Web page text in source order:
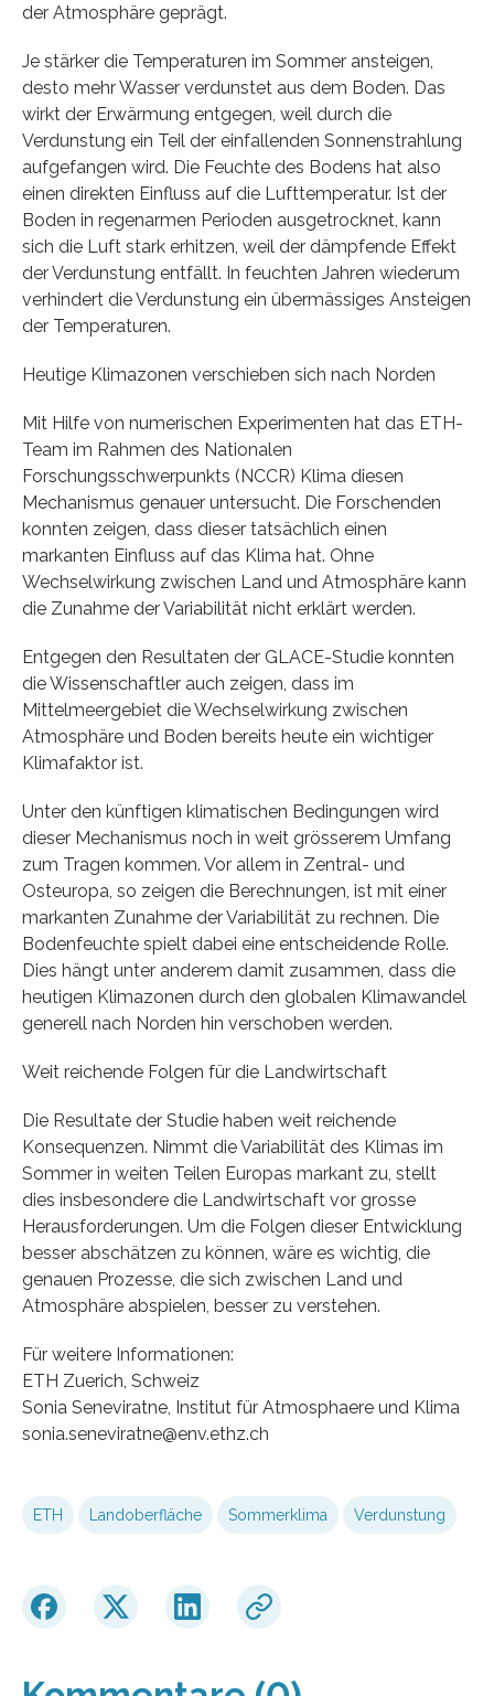
der Atmosphäre geprägt.
Je stärker die Temperaturen im Sommer ansteigen,
desto mehr Wasser verdunstet aus dem Boden. Das
wirkt der Erwärmung entgegen, weil durch die
Verdunstung ein Teil der einfallenden Sonnenstrahlung
aufgefangen wird. Die Feuchte des Bodens hat also
einen direkten Einfluss auf die Lufttemperatur. Ist der
Boden in regenarmen Perioden ausgetrocknet, kann
sich die Luft stark erhitzen, weil der dämpfende Effekt
der Verdunstung entfällt. In feuchten Jahren wiederum
verhindert die Verdunstung ein übermässiges Ansteigen
der Temperaturen.
Heutige Klimazonen verschieben sich nach Norden
Mit Hilfe von numerischen Experimenten hat das ETH-
Team im Rahmen des Nationalen
Forschungsschwerpunkts (NCCR) Klima diesen
Mechanismus genauer untersucht. Die Forschenden
konnten zeigen, dass dieser tatsächlich einen
markanten Einfluss auf das Klima hat. Ohne
Wechselwirkung zwischen Land und Atmosphäre kann
die Zunahme der Variabilität nicht erklärt werden.
Entgegen den Resultaten der GLACE-Studie konnten
die Wissenschaftler auch zeigen, dass im
Mittelmeergebiet die Wechselwirkung zwischen
Atmosphäre und Boden bereits heute ein wichtiger
Klimafaktor ist.
Unter den künftigen klimatischen Bedingungen wird
dieser Mechanismus noch in weit grösserem Umfang
zum Tragen kommen. Vor allem in Zentral- und
Osteuropa, so zeigen die Berechnungen, ist mit einer
markanten Zunahme der Variabilität zu rechnen. Die
Bodenfeuchte spielt dabei eine entscheidende Rolle.
Dies hängt unter anderem damit zusammen, dass die
heutigen Klimazonen durch den globalen Klimawandel
generell nach Norden hin verschoben werden.
Weit reichende Folgen für die Landwirtschaft
Die Resultate der Studie haben weit reichende
Konsequenzen. Nimmt die Variabilität des Klimas im
Sommer in weiten Teilen Europas markant zu, stellt
dies insbesondere die Landwirtschaft vor grosse
Herausforderungen. Um die Folgen dieser Entwicklung
besser abschätzen zu können, wäre es wichtig, die
genauen Prozesse, die sich zwischen Land und
Atmosphäre abspielen, besser zu verstehen.
Für weitere Informationen:
ETH Zuerich, Schweiz
Sonia Seneviratne, Institut für Atmosphaere und Klima
sonia.seneviratne@env.ethz.ch
ETH Landoberfläche Sommerklima Verdunstung